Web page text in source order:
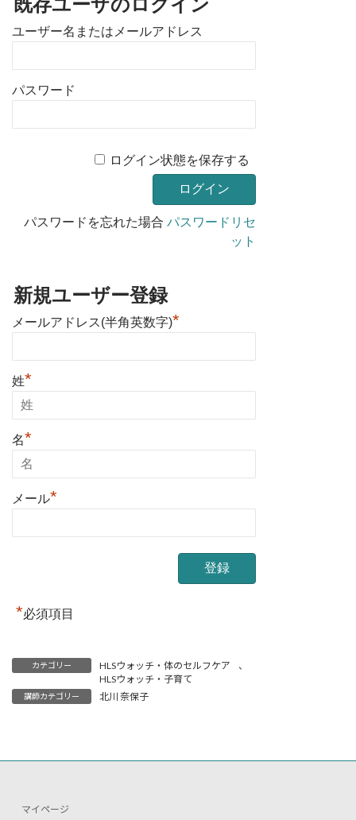
ユーザー名またはメールアドレス
パスワード
ログイン状態を保存する
パスワードを忘れた場合パスワードリセ
ット
新規ユーザー登録
メールアドレス(半角英数字)*
姓*
名*
メール*
*必須項目
カテゴリー HLSウォッチ・体のセルフケア
、
HLSウォッチ・子育て
講師カテゴリー 北川 奈保子
マイページ